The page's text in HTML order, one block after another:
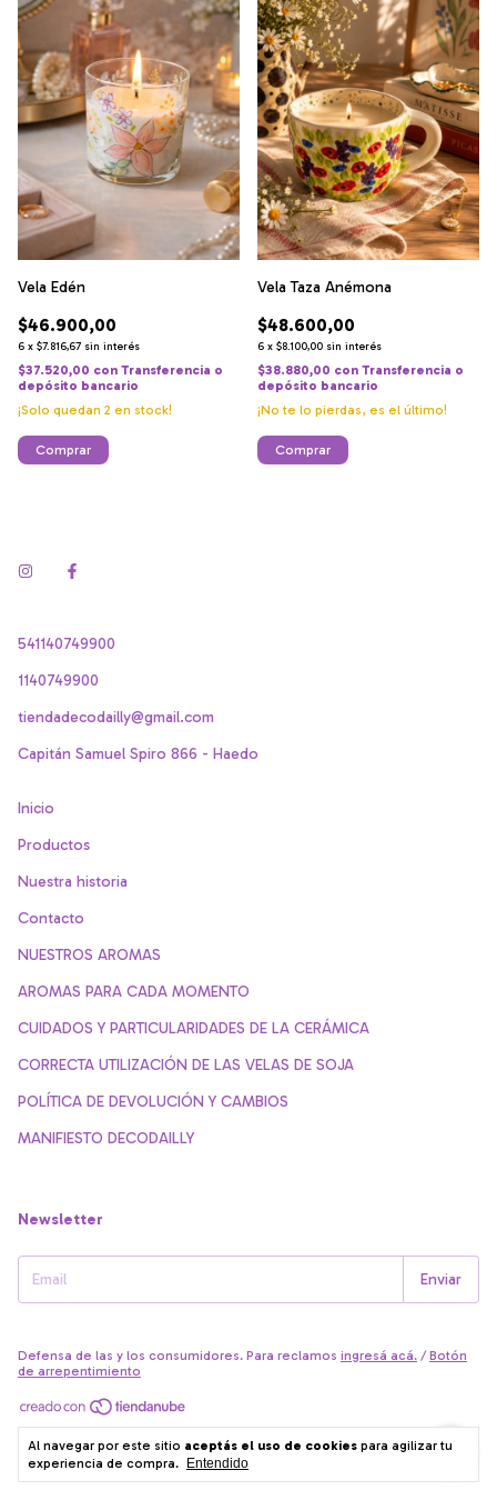
Al navegar por este sitio aceptás el uso de cookies para agilizar tu
experiencia de compra.
Entendido
Vela Edén
$46.900,00
6 x $7.816,67 sin interés
$37.520,00 con Transferencia o
depósito bancario
¡Solo quedan 2 en stock!
Comprar
Vela Taza Anémona
$48.600,00
6 x $8.100,00 sin interés
$38.880,00 con Transferencia o
depósito bancario
¡No te lo pierdas, es el último!
Comprar
541140749900
1140749900
tiendadecodailly@gmail.com
Capitán Samuel Spiro 866 - Haedo
Inicio
Productos
Nuestra historia
Contacto
NUESTROS AROMAS
AROMAS PARA CADA MOMENTO
CUIDADOS Y PARTICULARIDADES DE LA CERÁMICA
CORRECTA UTILIZACIÓN DE LAS VELAS DE SOJA
POLÍTICA DE DEVOLUCIÓN Y CAMBIOS
MANIFIESTO DECODAILLY
Newsletter
Defensa de las y los consumidores. Para reclamos ingresá acá. / Botón
de arrepentimiento
Copyright Decodailly - 27280804059 - 2026. Todos los derechos
reservados.